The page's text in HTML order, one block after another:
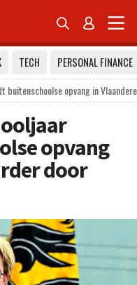
 
TECH
PERSONAL FINANCE
buitenschoolse opvang in
opvang
door